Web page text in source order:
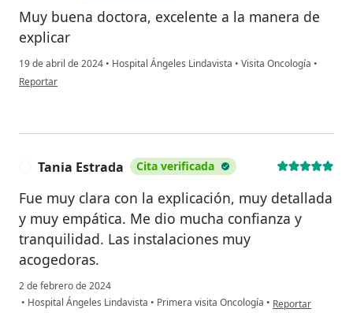
Muy buena doctora, excelente a la manera de
explicar
19 de abril de 2024 • Hospital Ángeles Lindavista • Visita Oncología •
en opinión del usuario KAPR
Reportar
Tania Estrada Cita verificada
Fue muy clara con la explicación, muy detallada
y muy empática. Me dio mucha confianza y
tranquilidad. Las instalaciones muy
acogedoras.
2 de febrero de 2024
• Hospital Ángeles Lindavista • Primera visita Oncología • en opinión del
Reportar